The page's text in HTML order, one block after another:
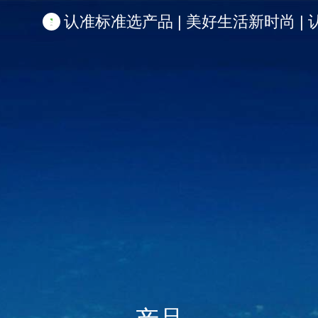
认准标准选产品 | 美好生活新时尚 |